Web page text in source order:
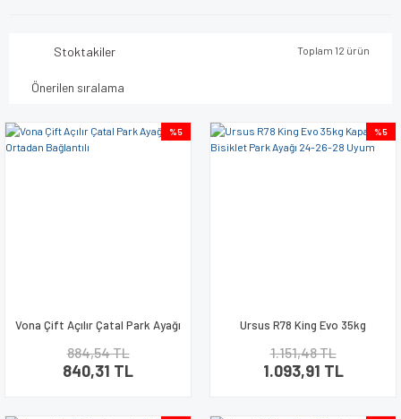
Stoktakiler Toplam 12 ürün
%5
Vona Çift Açılır Çatal Park Ayağı
884,54 TL
840,31 TL
%5
Ursus R78 King Evo 35kg
26-28 Uyum
1.151,48 TL
1.093,91 TL